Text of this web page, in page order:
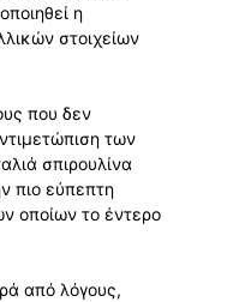
η
στοιχείων
που δεν
των
σπιρουλίνα
πιο εύπεπτη
οποίων το έντερο
από λόγους,